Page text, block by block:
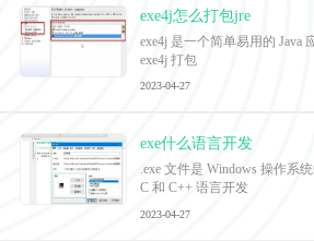
exe4j怎么打包jre
exe4j 是一个简单易用的 Java
exe4j 打包
2023-04-27
exe什么语言开发
.exe 文件是 Windows 操作系
C 和 C++ 语言开发
2023-04-27